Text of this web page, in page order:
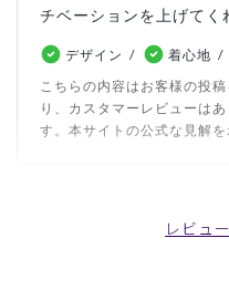
チベーションを上げてく
デザイン 着心地
こちらの内容はお客様の投
り、カスタマーレビューは
す。本サイトの公式な見解を
レビュ